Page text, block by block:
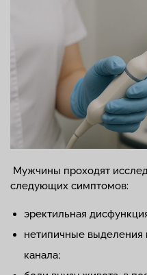
Мужчины проходят
следующих симптомов:
эректильная
нетипичные выделения
канала;